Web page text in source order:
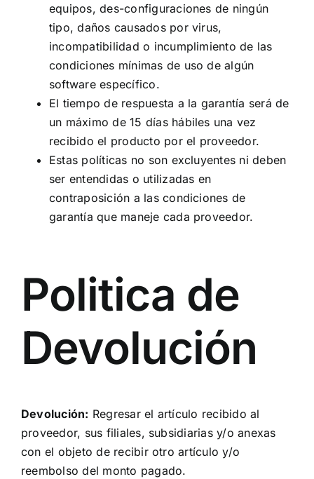
equipos, des-configuraciones de ningún
tipo, daños causados por virus,
incompatibilidad o incumplimiento de las
condiciones mínimas de uso de algún
software específico.
El tiempo de respuesta a la garantía será de
un máximo de 15 días hábiles una vez
recibido el producto por el proveedor.
Estas políticas no son excluyentes ni deben
ser entendidas o utilizadas en
contraposición a las condiciones de
garantía que maneje cada proveedor.
Politica de
Devolución
Devolución: Regresar el artículo recibido al
proveedor, sus filiales, subsidiarias y/o anexas
con el objeto de recibir otro artículo y/o
reembolso del monto pagado.